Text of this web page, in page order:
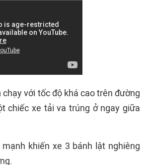
với tốc độ khá cao trên đường
chiếc xe tải va trúng ở ngay giữa
mạnh khiến xe 3 bánh lật nghiêng